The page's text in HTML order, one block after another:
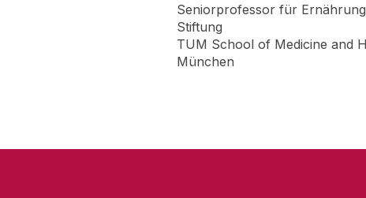
Seniorprofessor für
Stiftung
TUM School of Medicine and
München